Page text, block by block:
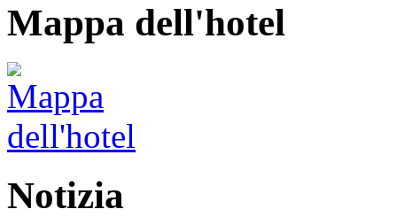
Mappa dell'hotel
Notizia